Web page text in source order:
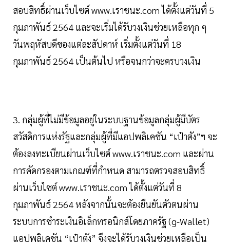
สอบสิทธิ์ผ่านเว็บไซต์ www.เราชนะ.com ได้ตั้งแต่วันที่ 5
กุมภาพันธ์ 2564 และจะเริ่มได้รับวงเงินช่วยเหลือทุก ๆ
วันพฤหัสบดีของแต่ละสัปดาห์ เริ่มตั้งแต่วันที่ 18
กุมภาพันธ์ 2564 เป็นต้นไป หรือจนกว่าจะครบวงเงิน
3. กลุ่มผู้ที่ไม่มีข้อมูลอยู่ในระบบฐานข้อมูลกลุ่มผู้มีบัตร
สวัสดิการแห่งรัฐและกลุ่มผู้ที่มีแอปพลิเคชัน “เป๋าตัง”ฯ จะ
ต้องลงทะเบียนผ่านเว็บไซต์ www.เราชนะ.com และผ่าน
การคัดกรองตามเกณฑ์ที่กำหนด สามารถตรวจสอบสิทธิ์
ผ่านเว็บไซต์ www.เราชนะ.com ได้ตั้งแต่วันที่ 8
กุมภาพันธ์ 2564 หลังจากนั้นจะต้องยืนยันตัวตนผ่าน
ระบบการชำระเงินอิเล็กทรอนิกส์โดยภาครัฐ (g-Wallet)
แอปพลิเคชัน “เป๋าตัง” จึงจะได้รับวงเงินช่วยเหลือเป็น